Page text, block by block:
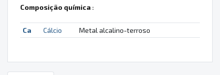
Composição química :
Ca Cálcio Metal alcalino-terroso